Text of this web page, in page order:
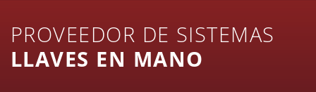
PROVEEDOR DE SISTEMAS
LLAVES EN MANO